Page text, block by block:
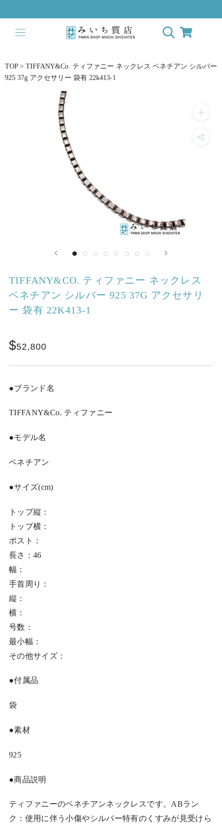
to
content
TOP > TIFFANY&Co. ティファニー ネックレス ベネチアン シルバー
925 37g アクセサリー 袋有 22k413-1
TIFFANY&CO. ティファニー ネックレス
ベネチアン シルバー 925 37G アクセサリ
ー 袋有 22K413-1
52,800
●ブランド名
TIFFANY&Co. ティファニー
●モデル名
ベネチアン
●サイズ(cm)
トップ縦：
トップ横：
ポスト：
長さ：46
幅：
手首周り：
縦：
横：
号数：
最小幅：
その他サイズ：
●付属品
袋
●素材
925
●商品説明
ティファニーのベネチアンネックレスです。ABラン
ク：使用に伴う小傷やシルバー特有のくすみが見受けら